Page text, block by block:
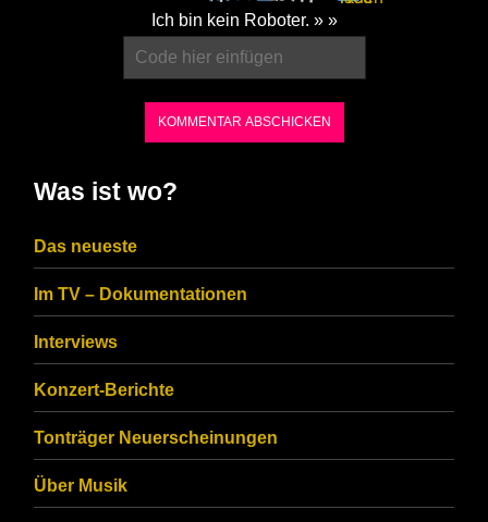
CAPTCHA
ensure
that
you
are
human.
Ich bin kein Roboter. » »
Was ist wo?
Das neueste
Im TV – Dokumentationen
Interviews
Konzert-Berichte
Tonträger Neuerscheinungen
Über Musik